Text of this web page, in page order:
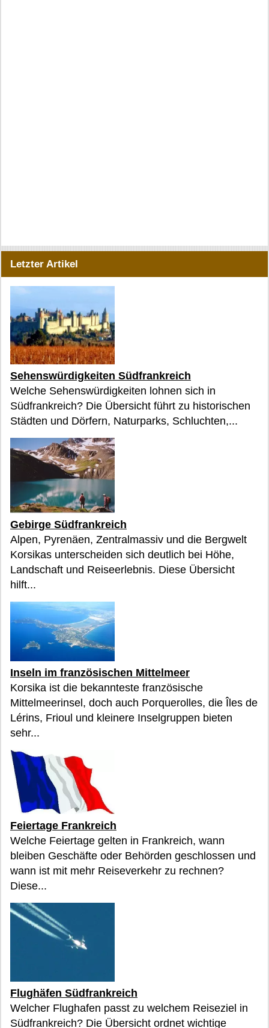
Letzter Artikel
Sehenswürdigkeiten Südfrankreich
Welche Sehenswürdigkeiten lohnen sich in
Südfrankreich? Die Übersicht führt zu historischen
Städten und Dörfern, Naturparks, Schluchten,...
Gebirge Südfrankreich
Alpen, Pyrenäen, Zentralmassiv und die Bergwelt
Korsikas unterscheiden sich deutlich bei Höhe,
Landschaft und Reiseerlebnis. Diese Übersicht
hilft...
Inseln im französischen Mittelmeer
Korsika ist die bekannteste französische
Mittelmeerinsel, doch auch Porquerolles, die Îles de
Lérins, Frioul und kleinere Inselgruppen bieten
sehr...
Feiertage Frankreich
Welche Feiertage gelten in Frankreich, wann
bleiben Geschäfte oder Behörden geschlossen und
wann ist mit mehr Reiseverkehr zu rechnen?
Diese...
Flughäfen Südfrankreich
Welcher Flughafen passt zu welchem Reiseziel in
Südfrankreich? Die Übersicht ordnet wichtige